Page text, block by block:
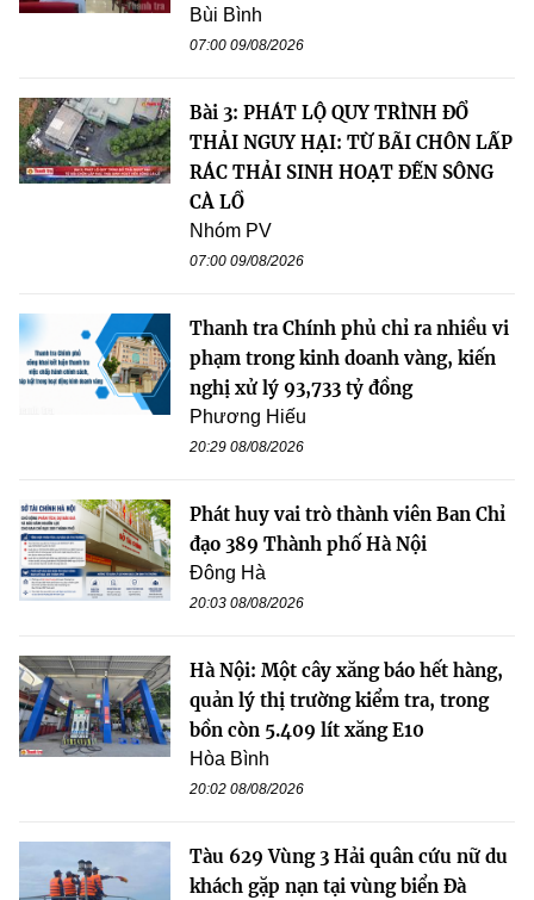
Bùi Bình
07:00 09/08/2026
Bài 3: PHÁT LỘ QUY TRÌNH ĐỔ
THẢI NGUY HẠI: TỪ BÃI CHÔN LẤP
RÁC THẢI SINH HOẠT ĐẾN SÔNG
CÀ LỒ
Nhóm PV
07:00 09/08/2026
Thanh tra Chính phủ chỉ ra nhiều vi
phạm trong kinh doanh vàng, kiến
nghị xử lý 93,733 tỷ đồng
Phương Hiếu
20:29 08/08/2026
Phát huy vai trò thành viên Ban Chỉ
đạo 389 Thành phố Hà Nội
Đông Hà
20:03 08/08/2026
Hà Nội: Một cây xăng báo hết hàng,
quản lý thị trường kiểm tra, trong
bồn còn 5.409 lít xăng E10
Hòa Bình
20:02 08/08/2026
Tàu 629 Vùng 3 Hải quân cứu nữ du
khách gặp nạn tại vùng biển Đà